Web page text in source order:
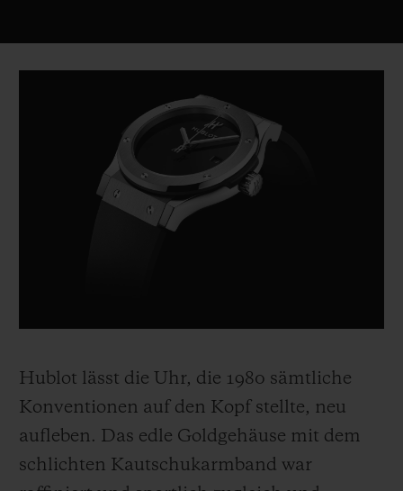
Video
Hublot lässt die Uhr, die 1980 sämtliche
Konventionen auf den Kopf stellte, neu
aufleben. Das edle Goldgehäuse mit dem
schlichten Kautschukarmband war